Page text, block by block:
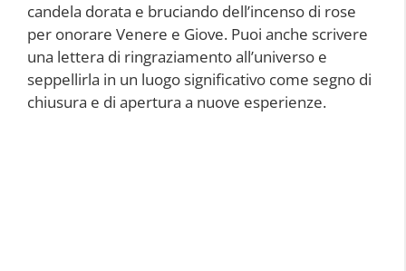
candela dorata e bruciando dell’incenso di rose
per onorare Venere e Giove. Puoi anche scrivere
una lettera di ringraziamento all’universo e
seppellirla in un luogo significativo come segno di
chiusura e di apertura a nuove esperienze.